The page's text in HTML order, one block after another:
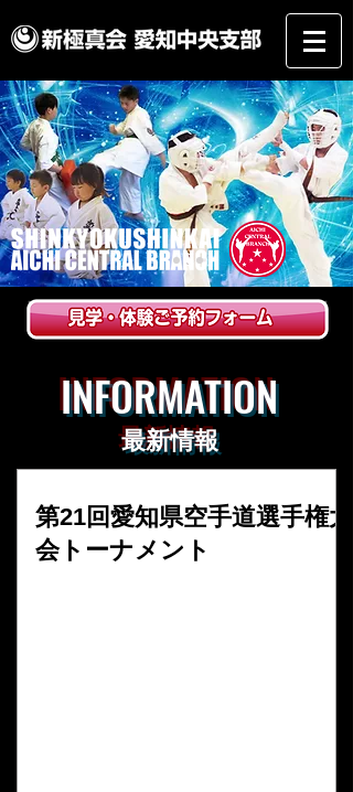
INFORMATION
最新情報
第21回愛知県空手道選手権大
会トーナメント